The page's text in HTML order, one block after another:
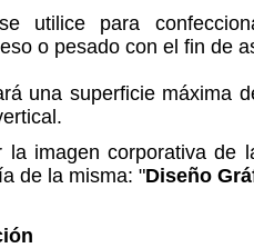
utilice para
o pesado con el fin de
una superficie máxima
la imagen corporativa de
de la misma: "Diseño